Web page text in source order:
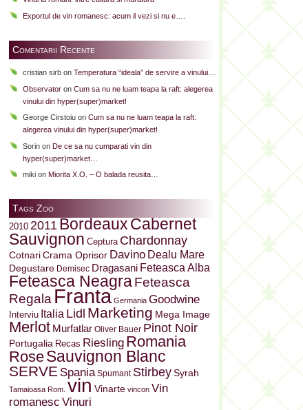
Exportul de vin romanesc: acum il vezi si nu e….
Comentarii Recente
cristian sirb on Temperatura “ideala” de servire a vinului…
Observator on Cum sa nu ne luam teapa la raft: alegerea
vinului din hyper(super)market!
George Cirstoiu on Cum sa nu ne luam teapa la raft:
alegerea vinului din hyper(super)market!
Sorin on De ce sa nu cumparati vin din
hyper(super)market…
miki on Miorita X.O. – O balada reusita…
Tags Zoo
2010 2011 BordeauxCabernet
Sauvignon Ceptura Chardonnay
Cotnari Crama Oprisor Davino Dealu Mare
Degustare Demisec Dragasani Feteasca Alba
Feteasca NeagraFeteasca
Regala Franta Germania Goodwine
Interviu Italia Lidl Marketing Mega Image
Merlot Murfatlar Oliver Bauer Pinot Noir
Portugalia Recas Riesling Romania
RoseSauvignon Blanc
SERVE Spania Spumant Stirbey Syrah
Tamaioasa Rom. vin Vinarte vincon Vin
romanesc Vinuri